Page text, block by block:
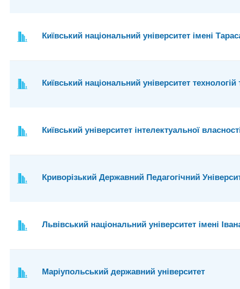
Київський національний університет імені
Київський національний університет
Київський університет інтелектуальної
Криворізький Державний Педагогічний
Львівський національний університет імені
Маріупольський державний університет